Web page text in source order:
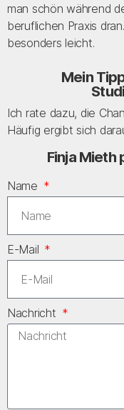
man schön während
beruflichen Praxis
besonders leicht.
Mein
Ich rate dazu, die
Häufig ergibt sich
Finja Mieth
Name
E-Mail
Nachricht